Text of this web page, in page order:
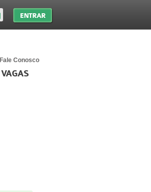
Fale Conosco
VAGAS